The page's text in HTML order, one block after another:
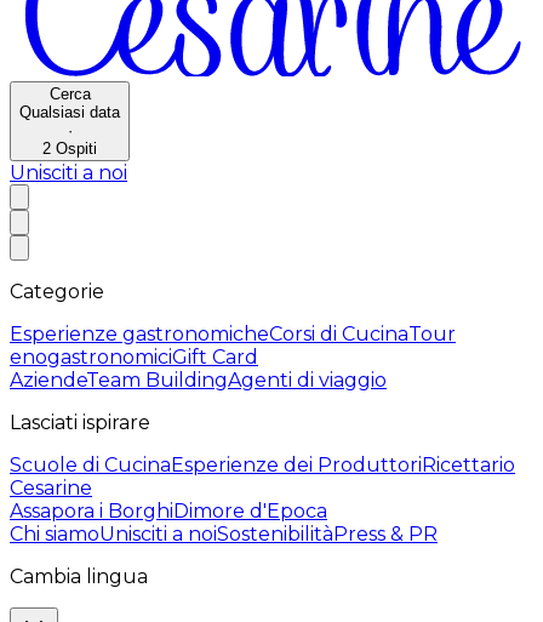
Cerca
Qualsiasi data
·
2 Ospiti
Unisciti a noi
Categorie
Esperienze gastronomicheCorsi di CucinaTour
enogastronomiciGift Card
AziendeTeam BuildingAgenti di viaggio
Lasciati ispirare
Scuole di CucinaEsperienze dei ProduttoriRicettario
Cesarine
Assapora i BorghiDimore d'Epoca
Chi siamoUnisciti a noiSostenibilitàPress & PR
Cambia lingua